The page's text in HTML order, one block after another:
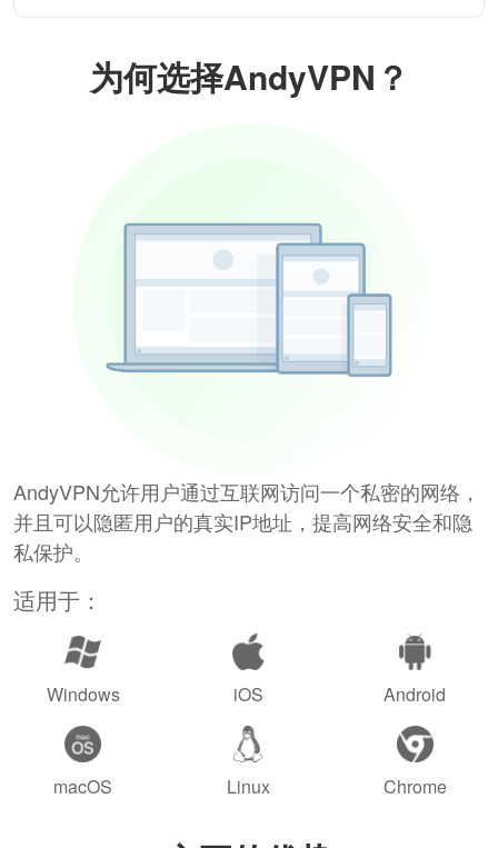
为何选择AndyVPN？
AndyVPN允许用户通过互联网访问一个私密的网络，
并且可以隐匿用户的真实IP地址，提高网络安全和隐
私保护。
适用于：
Windows iOS Android
macOS Linux Chrome